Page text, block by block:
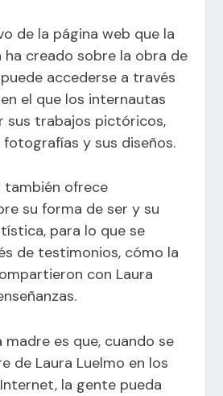
de la página web que la
ha creado sobre la obra de
accederse a través
el que los internautas
sus trabajos pictóricos,
fotografías y sus diseños.
también ofrece
su forma de ser y su
para lo que se
de testimonios, cómo la
con Laura
madre es que, cuando se
de Laura Luelmo en los
la gente pueda